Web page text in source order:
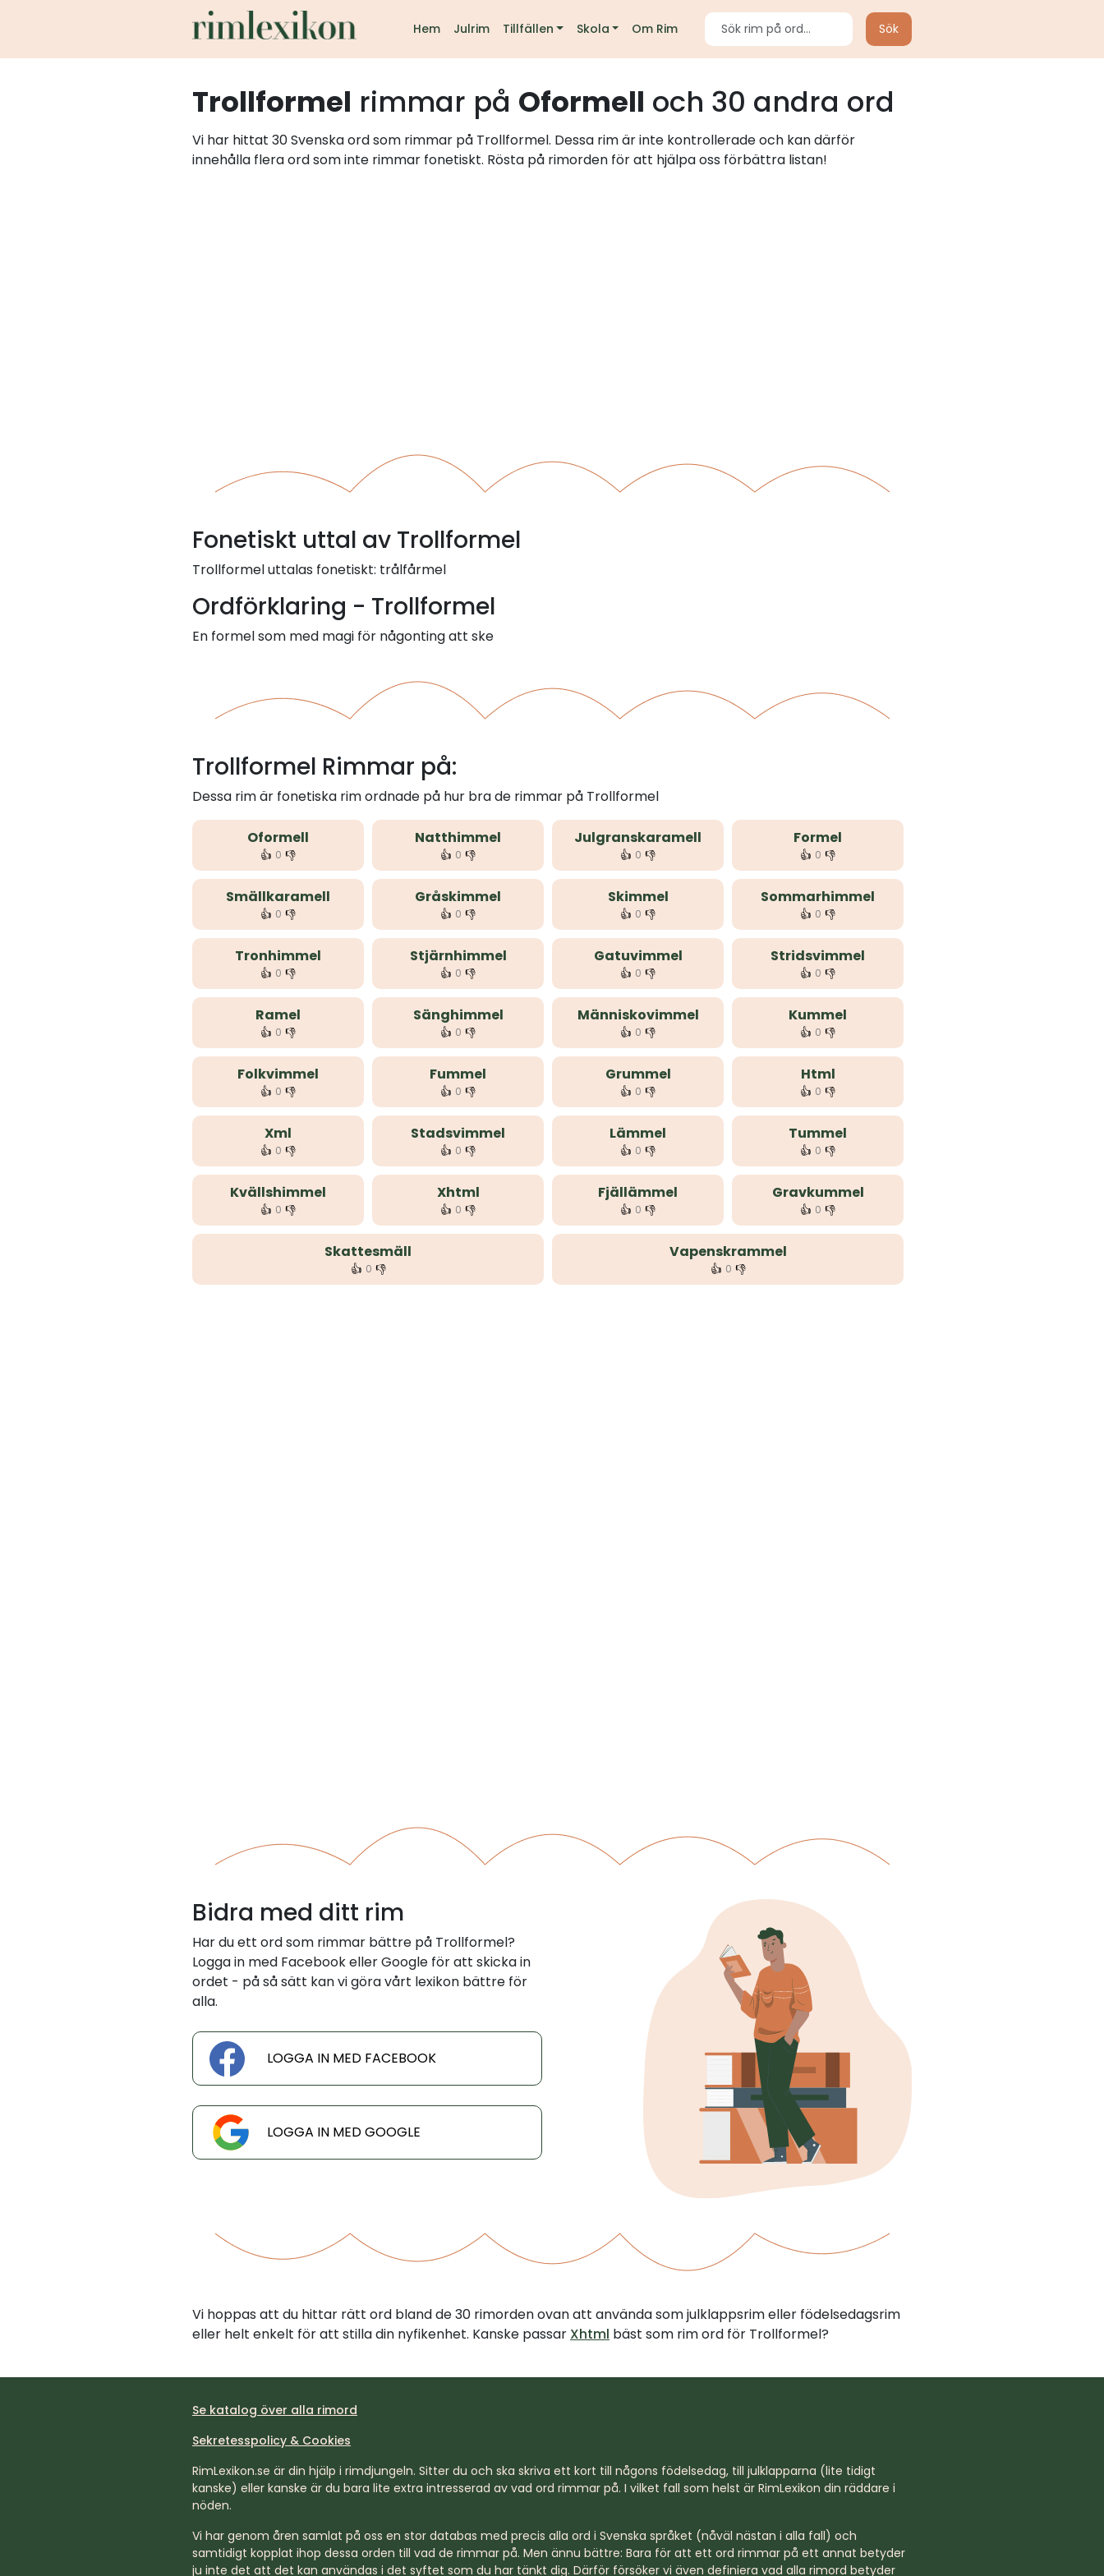
Hem Julrim Tillfällen Skola Om Rim Sök
Trollformel rimmar på Oformell och 30 andra ord
Vi har hittat 30 Svenska ord som rimmar på Trollformel. Dessa rim är inte kontrollerade och kan därför
innehålla flera ord som inte rimmar fonetiskt. Rösta på rimorden för att hjälpa oss förbättra listan!
Fonetiskt uttal av Trollformel
Trollformel uttalas fonetiskt: trålfårmel
Ordförklaring - Trollformel
En formel som med magi för någonting att ske
Trollformel Rimmar på:
Dessa rim är fonetiska rim ordnade på hur bra de rimmar på Trollformel
Oformell
👍 0 👎
Natthimmel
👍 0 👎
Julgranskaramell
👍 0 👎
Formel
👍 0 👎
Smällkaramell
👍 0 👎
Gråskimmel
👍 0 👎
Skimmel
👍 0 👎
Sommarhimmel
👍 0 👎
Tronhimmel
👍 0 👎
Stjärnhimmel
👍 0 👎
Gatuvimmel
👍 0 👎
Stridsvimmel
👍 0 👎
Ramel
👍 0 👎
Sänghimmel
👍 0 👎
Människovimmel
👍 0 👎
Kummel
👍 0 👎
Folkvimmel
👍 0 👎
Fummel
👍 0 👎
Grummel
👍 0 👎
Html
👍 0 👎
Xml
👍 0 👎
Stadsvimmel
👍 0 👎
Lämmel
👍 0 👎
Tummel
👍 0 👎
Kvällshimmel
👍 0 👎
Xhtml
👍 0 👎
Fjällämmel
👍 0 👎
Gravkummel
👍 0 👎
Skattesmäll
👍 0 👎
Vapenskrammel
👍 0 👎
Bidra med ditt rim
Har du ett ord som rimmar bättre på Trollformel?
Logga in med Facebook eller Google för att skicka in
ordet - på så sätt kan vi göra vårt lexikon bättre för
alla.
LOGGA IN MED FACEBOOK
LOGGA IN MED GOOGLE
Vi hoppas att du hittar rätt ord bland de 30 rimorden ovan att använda som julklappsrim eller födelsedagsrim
eller helt enkelt för att stilla din nyfikenhet. Kanske passar Xhtml bäst som rim ord för Trollformel?
Se katalog över alla rimord
Sekretesspolicy & Cookies
RimLexikon.se är din hjälp i rimdjungeln. Sitter du och ska skriva ett kort till någons födelsedag, till julklapparna (lite tidigt
kanske) eller kanske är du bara lite extra intresserad av vad ord rimmar på. I vilket fall som helst är RimLexikon din räddare i
nöden.
Vi har genom åren samlat på oss en stor databas med precis alla ord i Svenska språket (nåväl nästan i alla fall) och
samtidigt kopplat ihop dessa orden till vad de rimmar på. Men ännu bättre: Bara för att ett ord rimmar på ett annat betyder
ju inte det att det kan användas i det syftet som du har tänkt dig. Därför försöker vi även definiera vad alla rimord betyder